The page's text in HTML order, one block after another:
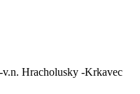
Hracholusky -Krkavec